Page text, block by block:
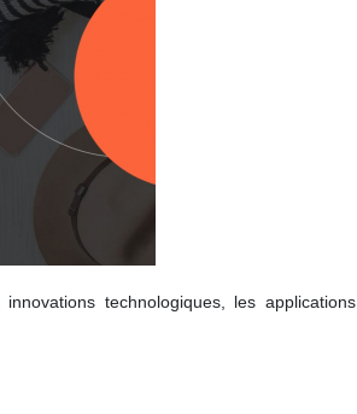
technologiques, les applications